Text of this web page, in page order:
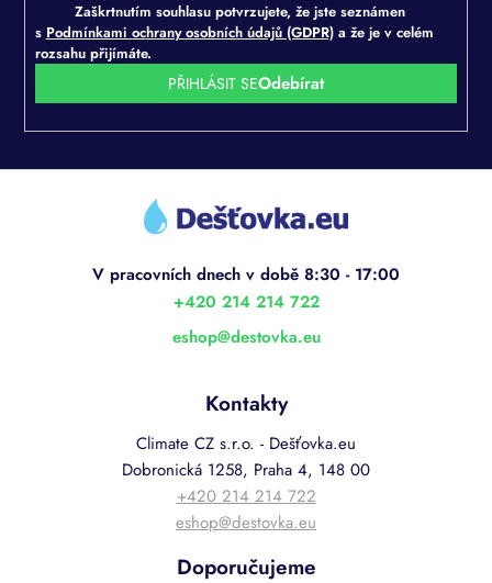
Zaškrtnutím souhlasu potvrzujete, že jste seznámen
s Podmínkami ochrany osobních údajů (GDPR)a že je v celém
rozsahu přijímáte.
PŘIHLÁSIT SE
Z
eshop@destovka.eu
+420 214 214 722
Kontakty
Climate CZ s.r.o. - Dešťovka.eu
Dobronická 1258, Praha 4, 148 00
+420 214 214 722
eshop@destovka.eu
Doporučujeme